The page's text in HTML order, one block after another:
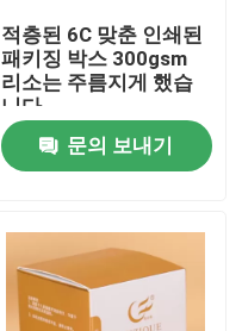
적층된 6C 맞춘 인쇄된
패키징 박스 300gsm
리소는 주름지게 했습
니다
문의 보내기